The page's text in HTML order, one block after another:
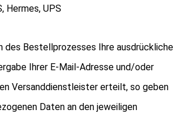
Hermes, UPS
des Bestellprozesses Ihre ausdrückliche
Ihrer E-Mail-Adresse und/oder
Versanddienstleister erteilt, so geben
Daten an den jeweiligen